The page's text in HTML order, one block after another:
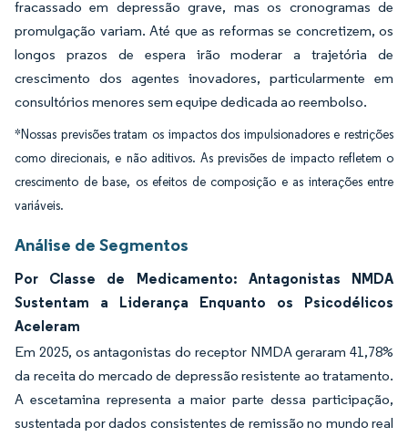
fracassado em depressão grave, mas os cronogramas de
promulgação variam. Até que as reformas se concretizem, os
longos prazos de espera irão moderar a trajetória de
crescimento dos agentes inovadores, particularmente em
consultórios menores sem equipe dedicada ao reembolso.
*Nossas previsões tratam os impactos dos impulsionadores e restrições
como direcionais, e não aditivos. As previsões de impacto refletem o
crescimento de base, os efeitos de composição e as interações entre
variáveis.
Análise de Segmentos
Por Classe de Medicamento: Antagonistas NMDA
Sustentam a Liderança Enquanto os Psicodélicos
Aceleram
Em 2025, os antagonistas do receptor NMDA geraram 41,78%
da receita do mercado de depressão resistente ao tratamento.
A escetamina representa a maior parte dessa participação,
sustentada por dados consistentes de remissão no mundo real